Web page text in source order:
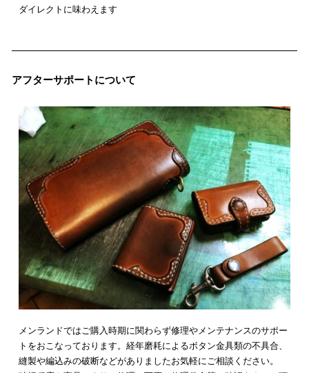
ダイレクトに味わえます
アフターサポートについて
メンランドではご購入時期に関わらず修理やメンテナンスのサポー
トをおこなっております。経年磨耗によるボタン金具類の不具合、
縫製や編込みの破断などがありましたお気軽にご相談ください。